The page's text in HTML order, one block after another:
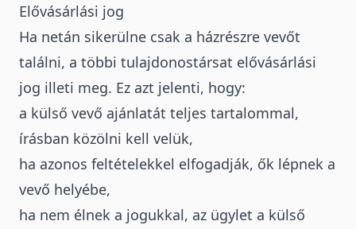
Elővásárlási jog
Ha netán sikerülne csak a házrészre vevőt
találni, a többi tulajdonostársat elővásárlási
jog illeti meg. Ez azt jelenti, hogy:
a külső vevő ajánlatát teljes tartalommal,
írásban közölni kell velük,
ha azonos feltételekkel elfogadják, ők lépnek a
vevő helyébe,
ha nem élnek a jogukkal, az ügylet a külső